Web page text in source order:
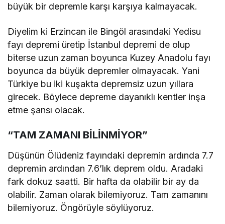
büyük bir depremle karşı karşıya kalmayacak.
Diyelim ki Erzincan ile Bingöl arasındaki Yedisu
fayı depremi üretip İstanbul depremi de olup
biterse uzun zaman boyunca Kuzey Anadolu fayı
boyunca da büyük depremler olmayacak. Yani
Türkiye bu iki kuşakta depremsiz uzun yıllara
girecek. Böylece depreme dayanıklı kentler inşa
etme şansı olacak.
“TAM ZAMANI BİLİNMİYOR”
Düşünün Ölüdeniz fayındaki depremin ardında 7.7
depremin ardından 7.6’lık deprem oldu. Aradaki
fark dokuz saatti. Bir hafta da olabilir bir ay da
olabilir. Zaman olarak bilemiyoruz. Tam zamanını
bilemiyoruz. Öngörüyle söylüyoruz.